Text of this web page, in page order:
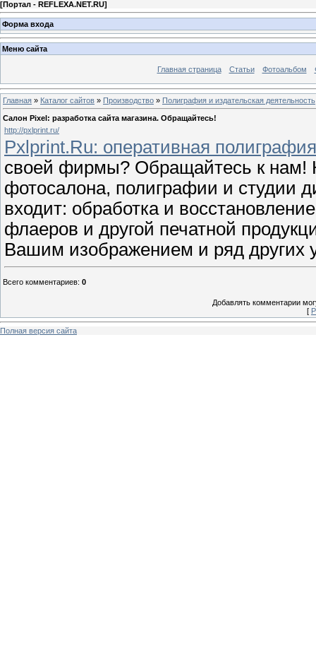
[Портал - REFLEXA.NET.RU]
Форма входа
Меню сайта
Главная страница Статьи Фотоальбом
Главная » Каталог сайтов » Производство » Полиграфия и издательская деятельность
Салон Pixel: разработка сайта магазина. Обращайтесь!
http://pxlprint.ru/
Pxlprint.Ru: оперативная
своей фирмы? Обращайтесь к нам!
фотосалона, полиграфии и студии
входит: обработка и
флаеров и другой печатной
Вашим изображением и ряд других
Всего комментариев: 0
Добавлять комментарии
[
Полная версия сайта